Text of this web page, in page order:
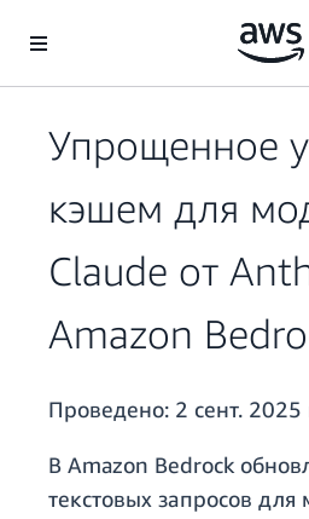
Перейти к главному контенту
Упрощенное
кэшем для
Claude от
Amazon
Проведено: 2 сент. 2025
В Amazon Bedrock
текстовых запросов для